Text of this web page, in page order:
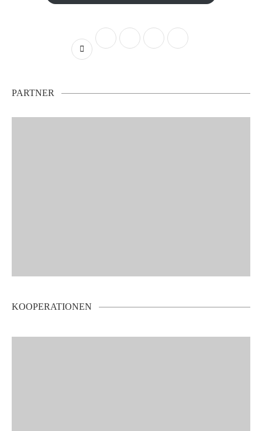
PARTNER
KOOPERATIONEN